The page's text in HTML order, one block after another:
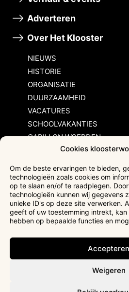
Cookies
Om de beste ervaringen te bieden,
technologieën zoals cookies om
op te slaan en/of te raadplegen.
technologieën kunnen wij gegevens
unieke ID's op deze site verwerken.
geeft of uw toestemming intrekt,
hebben op bepaalde functies en
Accepteren
Weigeren
Adverteren
Over Het Klooster
NIEUWS
HISTORIE
ORGANISATIE
DUURZAAMHEID
VACATURES
SCHOOLVAKANTIES
CARILLON WOERDEN
Inschrijvingsvoorwaarden
Bezoekersvoorwaarden
Huurvoorwaarden
Privacyverklaring
Ticketverkoop